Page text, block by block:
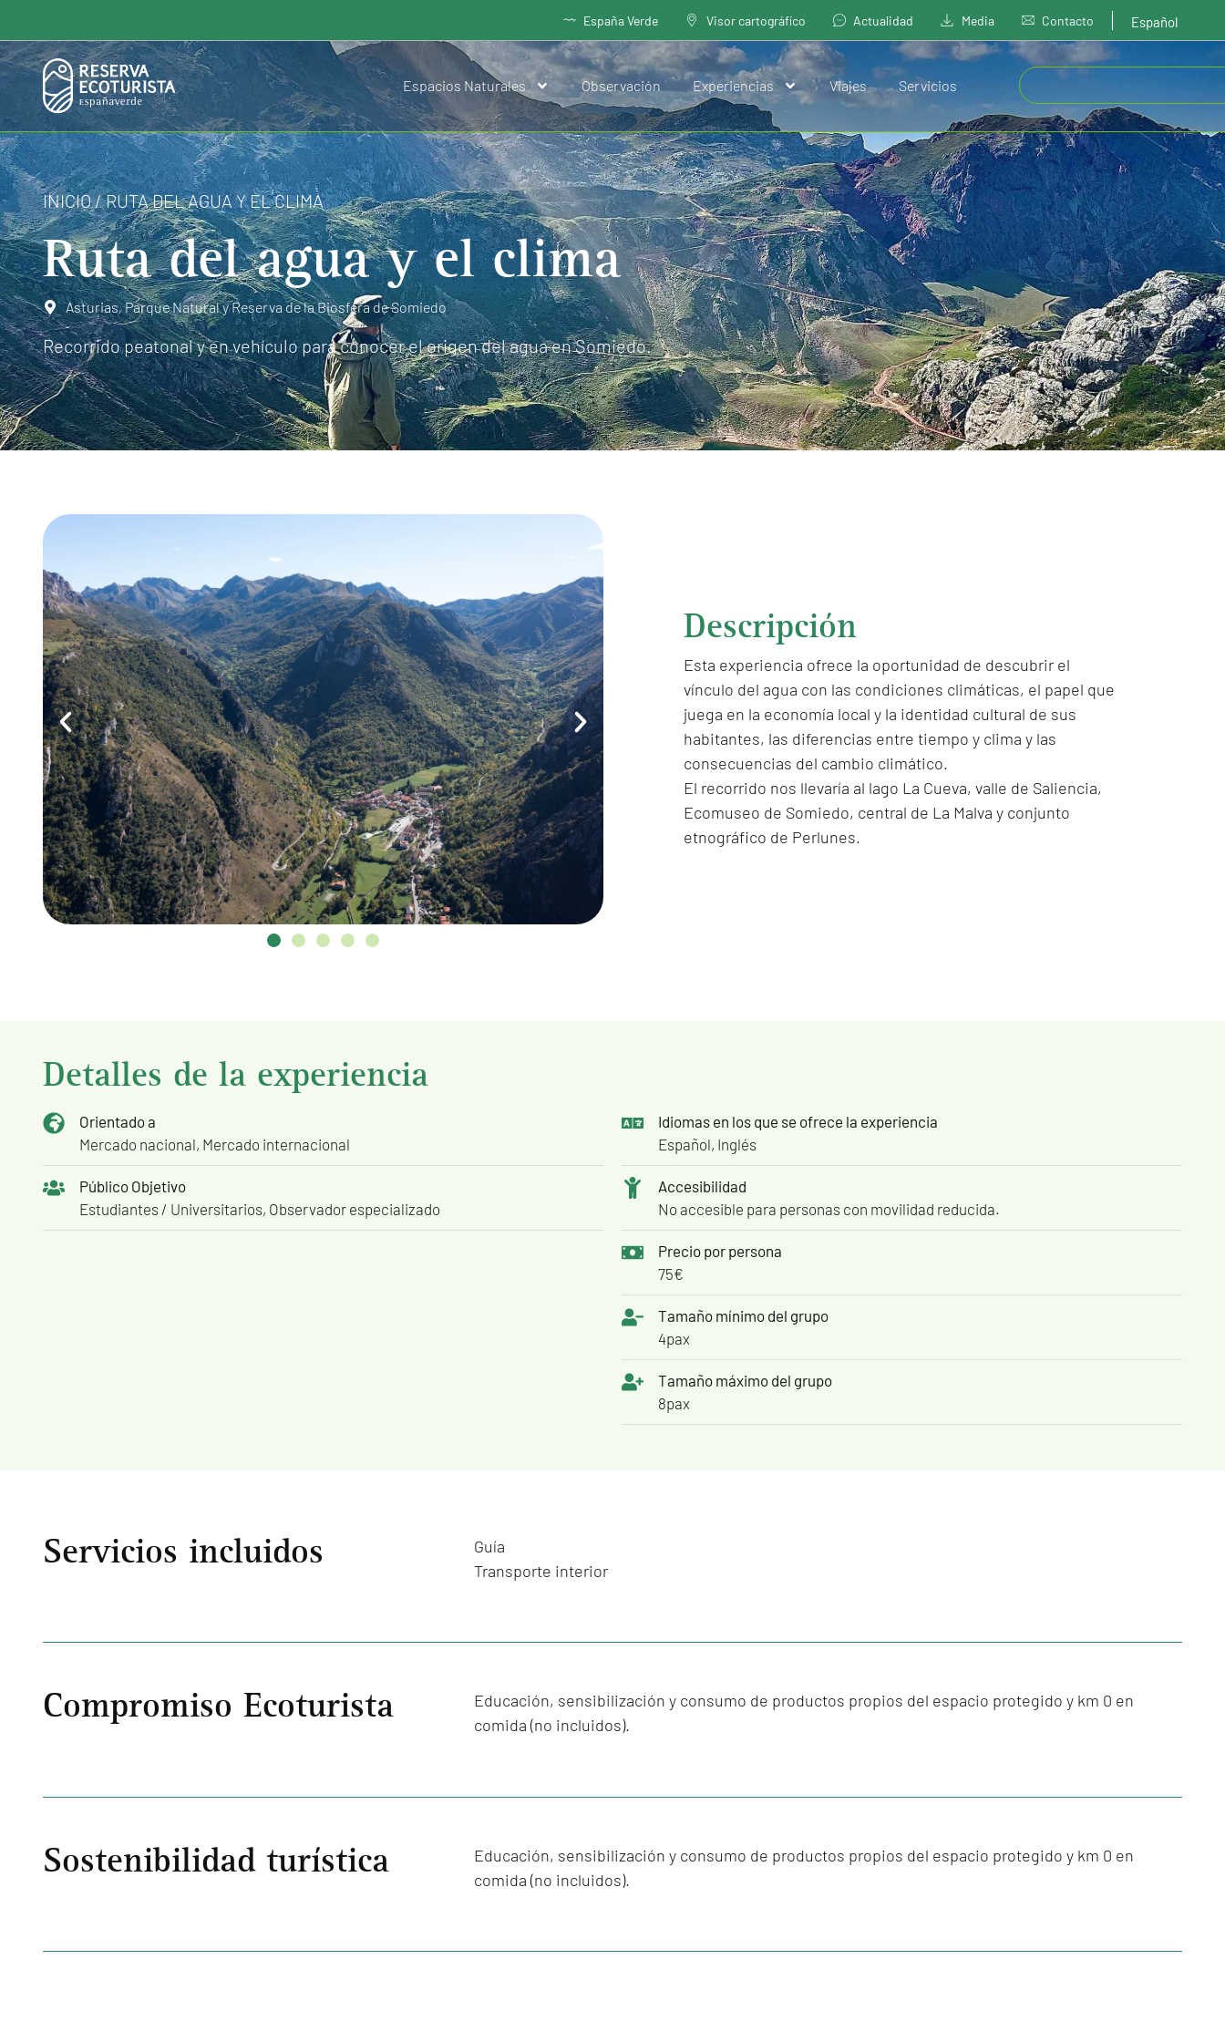
España Verde Visor cartográfíco Actualidad Media Contacto Español
Espacios Naturales Observación Experiencias Viajes Servicios
INICIO/RUTA DEL AGUA Y EL CLIMA
Ruta del agua y el clima
Asturias,Parque Natural y Reserva de la Biosfera de Somiedo
Recorrido peatonal y en vehículo para conocer el origen del agua en Somiedo.
Descripción
Esta experiencia ofrece la oportunidad de descubrir el
vínculo del agua con las condiciones climáticas, el papel que
juega en la economía local y la identidad cultural de sus
habitantes, las diferencias entre tiempo y clima y las
consecuencias del cambio climático.
El recorrido nos llevaría al lago La Cueva, valle de Saliencia,
Ecomuseo de Somiedo, central de La Malva y conjunto
etnográfico de Perlunes.
Detalles de la experiencia
Orientado a
Mercado nacional, Mercado internacional
Público Objetivo
Estudiantes / Universitarios, Observador especializado
Idiomas en los que se ofrece la experiencia
Español, Inglés
Accesibilidad
No accesible para personas con movilidad reducida.
Precio por persona
75€
Tamaño mínimo del grupo
4pax
Tamaño máximo del grupo
8pax
Servicios incluidos
Guía
Transporte interior
Compromiso Ecoturista
Educación, sensibilización y consumo de productos propios del espacio protegido y km 0 en
comida (no incluidos).
Sostenibilidad turística
Educación, sensibilización y consumo de productos propios del espacio protegido y km 0 en
comida (no incluidos).